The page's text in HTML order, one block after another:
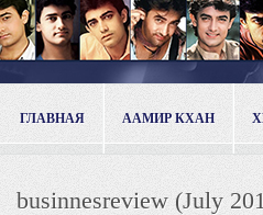
ГЛАВНАЯ ААМИР КХАН
businnesreview (July